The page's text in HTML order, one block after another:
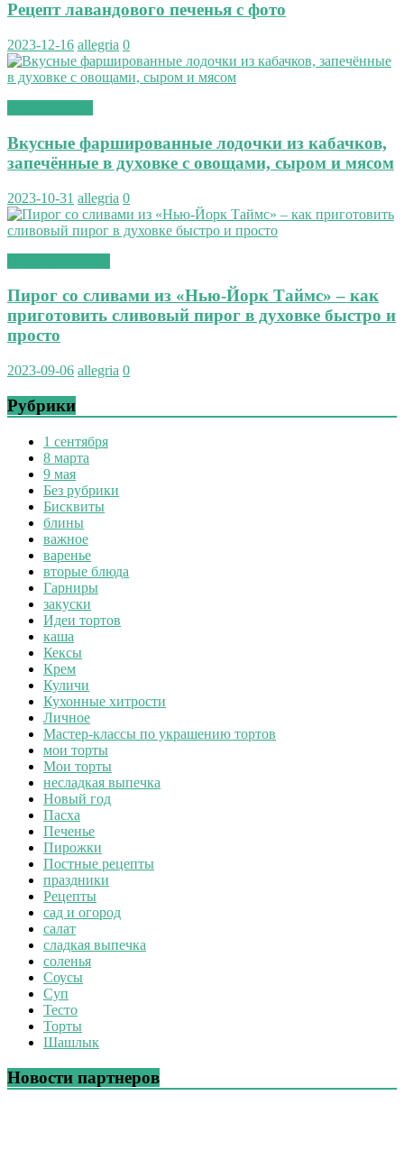
Рецепт лавандового печенья с фото
2023-12-16 allegria 0
Вкусные фаршированные лодочки из кабачков,
запечённые в духовке с овощами, сыром и мясом
2023-10-31 allegria 0
Пирог со сливами из «Нью-Йорк Таймс» – как
приготовить сливовый пирог в духовке быстро и
просто
2023-09-06 allegria 0
Рубрики
1 сентября
8 марта
9 мая
Без рубрики
Бисквиты
блины
важное
варенье
вторые блюда
Гарниры
закуски
Идеи тортов
каша
Кексы
Крем
Куличи
Кухонные хитрости
Личное
Мастер-классы по украшению тортов
мои торты
Мои торты
несладкая выпечка
Новый год
Пасха
Печенье
Пирожки
Постные рецепты
праздники
Рецепты
сад и огород
салат
сладкая выпечка
соленья
Соусы
Суп
Тесто
Торты
Шашлык
Новости партнеров